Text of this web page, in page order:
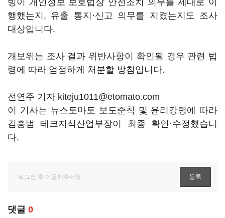
빙이 개인정보 보호법상 안전조치 의무를 제대로 이
행했는지, 유출 통지·신고 의무를 지켰는지도 조사
대상입니다.
개보위는 조사 결과 위반사항이 확인될 경우 관련 법
령에 따라 엄정하게 처분할 방침입니다.
전연주 기자 kiteju1011@etomato.com
이 기사는 뉴스토마토 보도준칙 및 윤리강령에 따라
김충범 테크지식산업부장이 최종 확인·수정했습니
다.
댓글 0